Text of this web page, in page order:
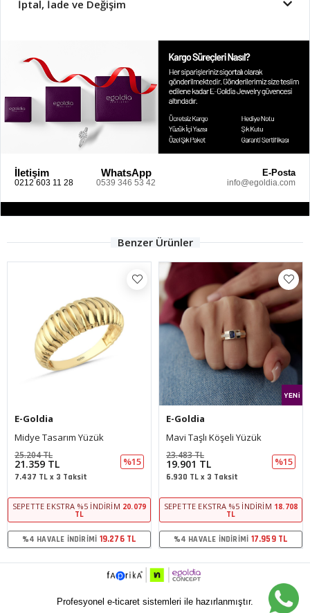
İptal, İade ve Değişim
İletişim
0212 603 11 28
WhatsApp
0539 346 53 42
E-Posta
info@egoldia.com
Benzer Ürünler
Yüzük
3 Taksit
%5 İNDIRIM20.079
İNDIRIMI19.276 TL
Mavi Taşlı Köşeli Yüzük
19.901 TL
23.483 TL
6.930 TL x 3 Taksit
SEPETTE EKSTRA %5 İNDIRIM18.708
%4 HAVALE İNDIRIMI17.959 TL
8.694 TL
10.259 TL
SEPETTE
%4
Profesyonel e-ticaret sistemleri ile hazırlanmıştır.